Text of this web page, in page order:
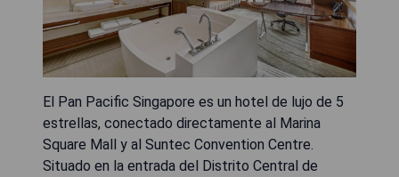
El Pan Pacific Singapore es un hotel de lujo de 5
estrellas, conectado directamente al Marina
Square Mall y al Suntec Convention Centre.
Situado en la entrada del Distrito Central de